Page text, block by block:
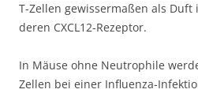
T-Zellen gewissermaßen als Duft
deren CXCL12-Rezeptor.
In Mäuse ohne Neutrophile
Zellen bei einer Influenza-